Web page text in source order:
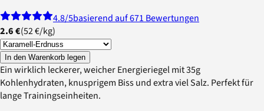
4.8/5basierend auf 671 Bewertungen
2.6 €(52 €/kg)
In den Warenkorb legen
Ein wirklich leckerer, weicher Energieriegel mit 35g
Kohlenhydraten, knusprigem Biss und extra viel Salz. Perfekt für
lange Trainingseinheiten.